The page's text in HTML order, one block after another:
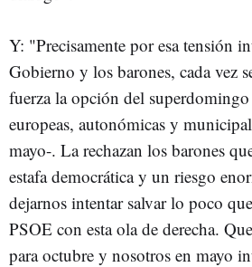
Y: "Precisamente por esa tensión
Gobierno y los barones, cada vez
fuerza la opción del superdomingo
europeas, autonómicas y
mayo-. La rechazan los barones
estafa democrática y un riesgo
dejarnos intentar salvar lo poco
PSOE con esta ola de derecha.
para octubre y nosotros en mayo